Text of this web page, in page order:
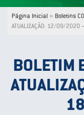
Página Inicial » Boletins
ATUALIZAÇÃO: 12/09/2020
BOLETIM